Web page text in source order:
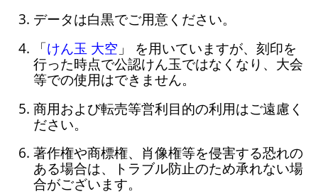
データは白黒でご用意ください。
「けん玉 大空 」 を用いていますが、刻印を
行った時点で公認けん玉ではなくなり、大会
等での使用はできません。
商用および転売等営利目的の利用はご遠慮く
ださい。
著作権や商標権、肖像権等を侵害する恐れの
ある場合は、トラブル防止のため承れない場
合がございます。